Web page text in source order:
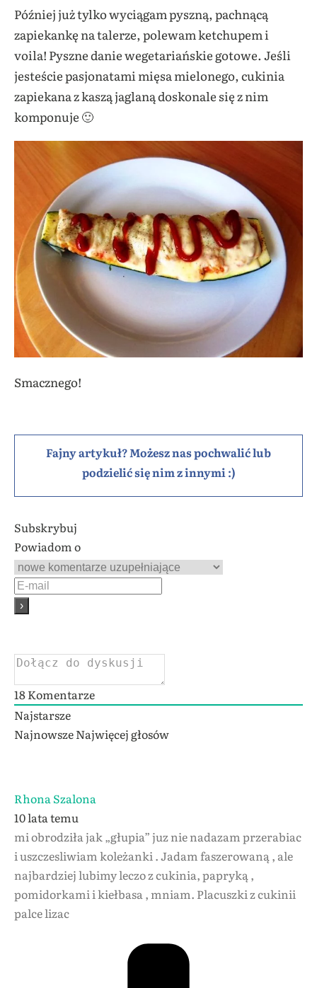
Później już tylko wyciągam pyszną, pachnącą
zapiekankę na talerze, polewam ketchupem i
voila! Pyszne danie wegetariańskie gotowe. Jeśli
jesteście pasjonatami mięsa mielonego, cukinia
zapiekana z kaszą jaglaną doskonale się z nim
komponuje 🙂
Smacznego!
Fajny artykuł? Możesz nas pochwalić lub
podzielić się nim z innymi :)
Subskrybuj
Powiadom o
18Komentarze
Najstarsze
NajnowszeNajwięcej głosów
Rhona Szalona
10 lata temu
mi obrodziła jak „głupia” juz nie nadazam przerabiac
i uszczesliwiam koleżanki . Jadam faszerowaną , ale
najbardziej lubimy leczo z cukinia, papryką ,
pomidorkami i kiełbasa , mniam. Placuszki z cukinii
palce lizac